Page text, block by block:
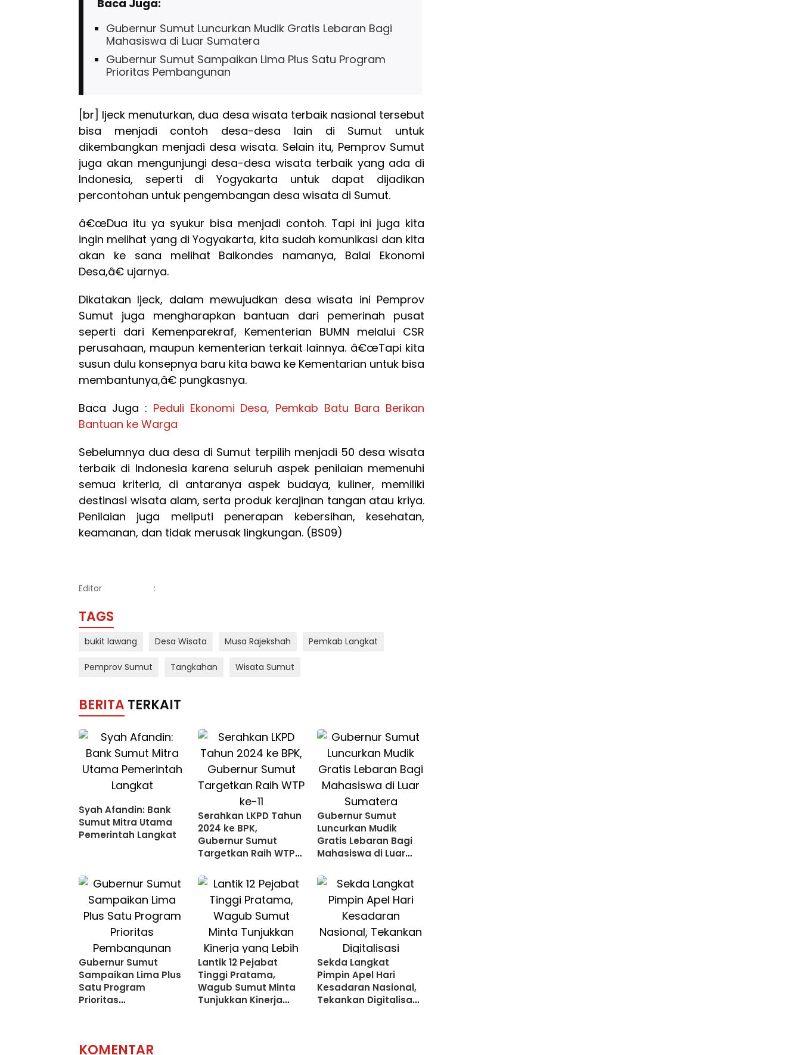
Baca Juga:
Gubernur Sumut Luncurkan Mudik Gratis Lebaran Bagi
Mahasiswa di Luar Sumatera
Gubernur Sumut Sampaikan Lima Plus Satu Program
Prioritas Pembangunan
[br] Ijeck menuturkan, dua desa wisata terbaik nasional tersebut
bisa menjadi contoh desa-desa lain di Sumut untuk
dikembangkan menjadi desa wisata. Selain itu, Pemprov Sumut
juga akan mengunjungi desa-desa wisata terbaik yang ada di
Indonesia, seperti di Yogyakarta untuk dapat dijadikan
percontohan untuk pengembangan desa wisata di Sumut.
â€œDua itu ya syukur bisa menjadi contoh. Tapi ini juga kita
ingin melihat yang di Yogyakarta, kita sudah komunikasi dan kita
akan ke sana melihat Balkondes namanya, Balai Ekonomi
Desa,â€ ujarnya.
Dikatakan Ijeck, dalam mewujudkan desa wisata ini Pemprov
Sumut juga mengharapkan bantuan dari pemerinah pusat
seperti dari Kemenparekraf, Kementerian BUMN melalui CSR
perusahaan, maupun kementerian terkait lainnya. â€œTapi kita
susun dulu konsepnya baru kita bawa ke Kementarian untuk bisa
membantunya,â€ pungkasnya.
Baca Juga : Peduli Ekonomi Desa, Pemkab Batu Bara Berikan
Bantuan ke Warga
Sebelumnya dua desa di Sumut terpilih menjadi 50 desa wisata
terbaik di Indonesia karena seluruh aspek penilaian memenuhi
semua kriteria, di antaranya aspek budaya, kuliner, memiliki
destinasi wisata alam, serta produk kerajinan tangan atau kriya.
Penilaian juga meliputi penerapan kebersihan, kesehatan,
keamanan, dan tidak merusak lingkungan. (BS09)
Editor :
TAGS
bukit lawang Desa Wisata Musa Rajekshah Pemkab Langkat
Pemprov Sumut Tangkahan Wisata Sumut
BERITA TERKAIT
Syah Afandin: Bank
Sumut Mitra Utama
Pemerintah Langkat
Serahkan LKPD Tahun
2024 ke BPK,
Gubernur Sumut
Targetkan Raih WTP
Gubernur Sumut
Luncurkan Mudik
Gratis Lebaran Bagi
Mahasiswa di Luar
Gubernur Sumut
Sampaikan Lima Plus
Satu Program
Prioritas
Lantik 12 Pejabat
Tinggi Pratama,
Wagub Sumut Minta
Tunjukkan Kinerja
Sekda Langkat
Pimpin Apel Hari
Kesadaran Nasional,
Tekankan Digitalisasi
KOMENTAR